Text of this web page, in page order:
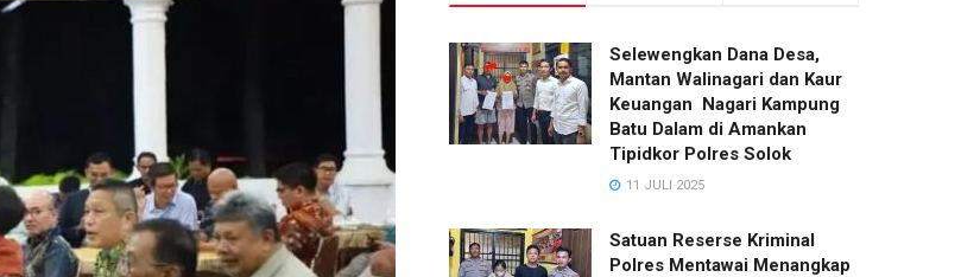
Selewengkan Dana Desa,
Mantan Walinagari dan Kaur
Keuangan Nagari Kampung
Batu Dalam di Amankan
Tipidkor Polres Solok
11 JULI 2025
Satuan Reserse Kriminal
Polres Mentawai Menangkap